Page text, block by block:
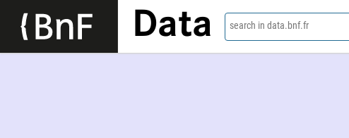
Data search in data.bnf.fr